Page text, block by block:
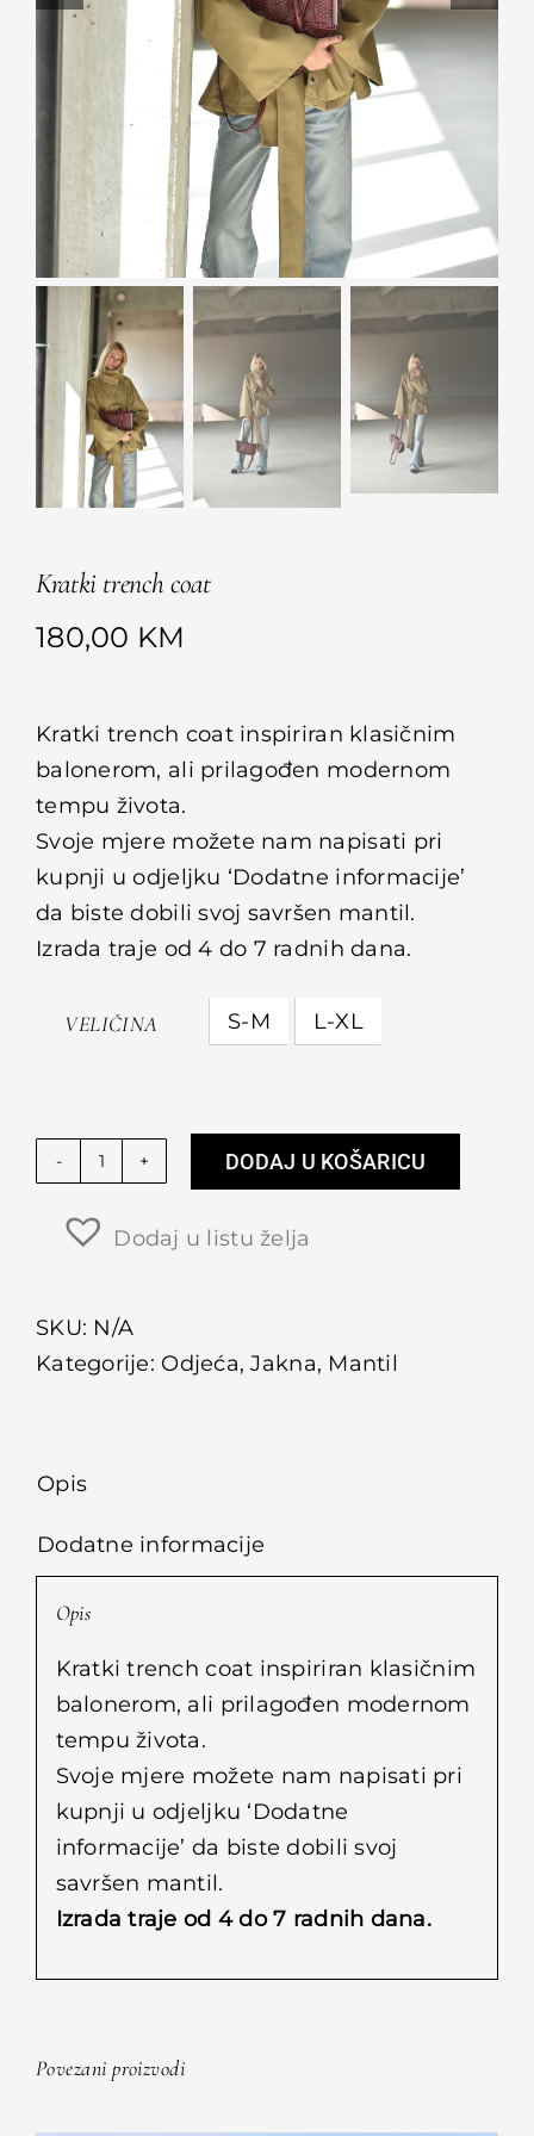
Kratki trench coat
180,00 KM
Kratki trench coat inspiriran klasičnim
balonerom, ali prilagođen modernom
tempu života.
Svoje mjere možete nam napisati pri
kupnji u odjeljku ‘Dodatne informacije’
da biste dobili svoj savršen mantil.
Izrada traje od 4 do 7 radnih dana.
VELIČINA S-M L-XL
Kratki
coat
DODAJ U KOŠARICU
Dodaj u listu želja
SKU: N/A
Kategorije: Odjeća,Jakna, Mantil
Opis
Dodatne informacije
Opis
Kratki trench coat inspiriran klasičnim
balonerom, ali prilagođen modernom
tempu života.
Svoje mjere možete nam napisati pri
kupnji u odjeljku ‘Dodatne
informacije’ da biste dobili svoj
savršen mantil.
Izrada traje od 4 do 7 radnih dana.
Povezani proizvodi